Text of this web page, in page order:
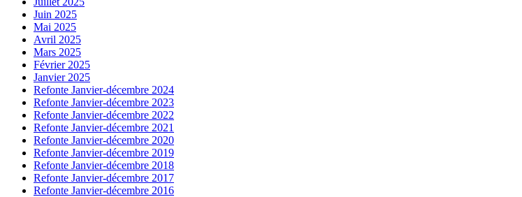
Juin 2025
Mai 2025
Avril 2025
Mars 2025
Février 2025
Janvier 2025
Refonte Janvier-décembre 2024
Refonte Janvier-décembre 2023
Refonte Janvier-décembre 2022
Refonte Janvier-décembre 2021
Refonte Janvier-décembre 2020
Refonte Janvier-décembre 2019
Refonte Janvier-décembre 2018
Refonte Janvier-décembre 2017
Refonte Janvier-décembre 2016